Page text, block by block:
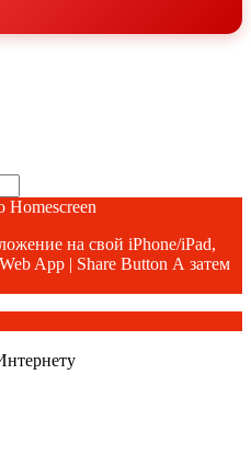
на свой iPhone/iPad,
А затем